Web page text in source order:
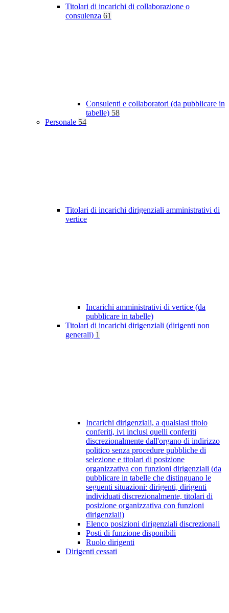
Titolari di incarichi di collaborazione o
consulenza 61
Consulenti e collaboratori (da pubblicare in
tabelle) 58
Personale 54
Titolari di incarichi dirigenziali amministrativi di
vertice
Incarichi amministrativi di vertice (da
pubblicare in tabelle)
Titolari di incarichi dirigenziali (dirigenti non
generali) 1
Incarichi dirigenziali, a qualsiasi titolo
conferiti, ivi inclusi quelli conferiti
discrezionalmente dall'organo di indirizzo
politico senza procedure pubbliche di
selezione e titolari di posizione
organizzativa con funzioni dirigenziali (da
pubblicare in tabelle che distinguano le
seguenti situazioni: dirigenti, dirigenti
individuati discrezionalmente, titolari di
posizione organizzativa con funzioni
dirigenziali)
Elenco posizioni dirigenziali discrezionali
Posti di funzione disponibili
Ruolo dirigenti
Dirigenti cessati